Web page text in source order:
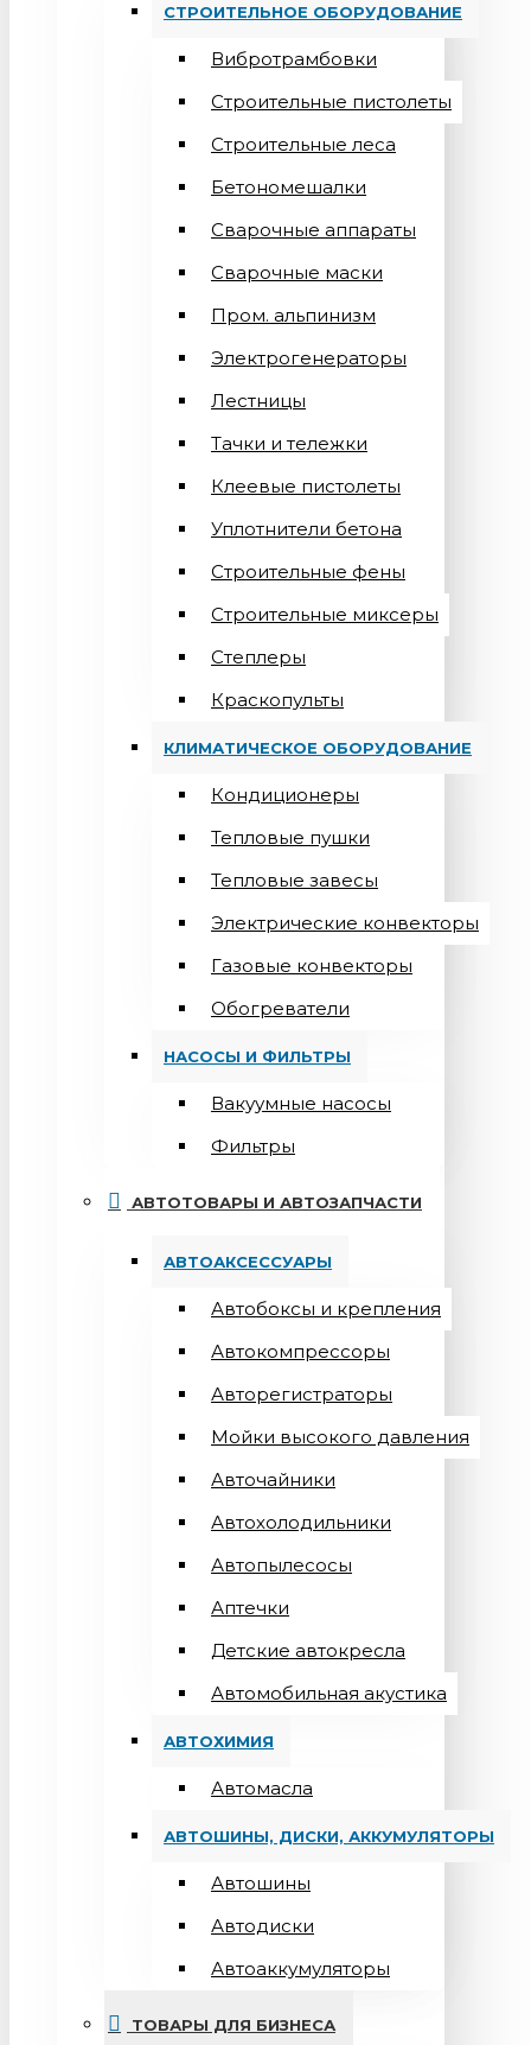
СТРОИТЕЛЬНОЕ ОБОРУДОВАНИЕ
Вибротрамбовки
Строительные пистолеты
Строительные леса
Бетономешалки
Сварочные аппараты
Cварочные маски
Пром. альпинизм
Электрогенераторы
Лестницы
Тачки и тележки
Клеевые пистолеты
Уплотнители бетона
Строительные фены
Строительные миксеры
Степлеры
Краскопульты
КЛИМАТИЧЕСКОЕ ОБОРУДОВАНИЕ
Кондиционеры
Teпловые пушки
Тепловые завесы
Электрические конвекторы
Газовые конвекторы
Обогреватели
НАСОСЫ И ФИЛЬТРЫ
Вакуумные насосы
Фильтры
АВТОТОВАРЫ И АВТОЗАПЧАСТИ
АВТОАКСЕССУАРЫ
Автобоксы и крепления
Автокомпрессоры
Авторегистраторы
Мойки высокого давления
Авточайники
Автохолодильники
Автопылесосы
Аптечки
Детские автокресла
Автомобильная акустика
АВТОХИМИЯ
Автомасла
АВТОШИНЫ, ДИСКИ, АККУМУЛЯТОРЫ
Автошины
Автодиски
Автоаккумуляторы
ТОВАРЫ ДЛЯ БИЗНЕСА